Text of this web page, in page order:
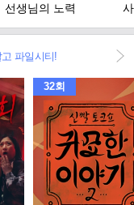
선생님의 노력
파일시티!
32회